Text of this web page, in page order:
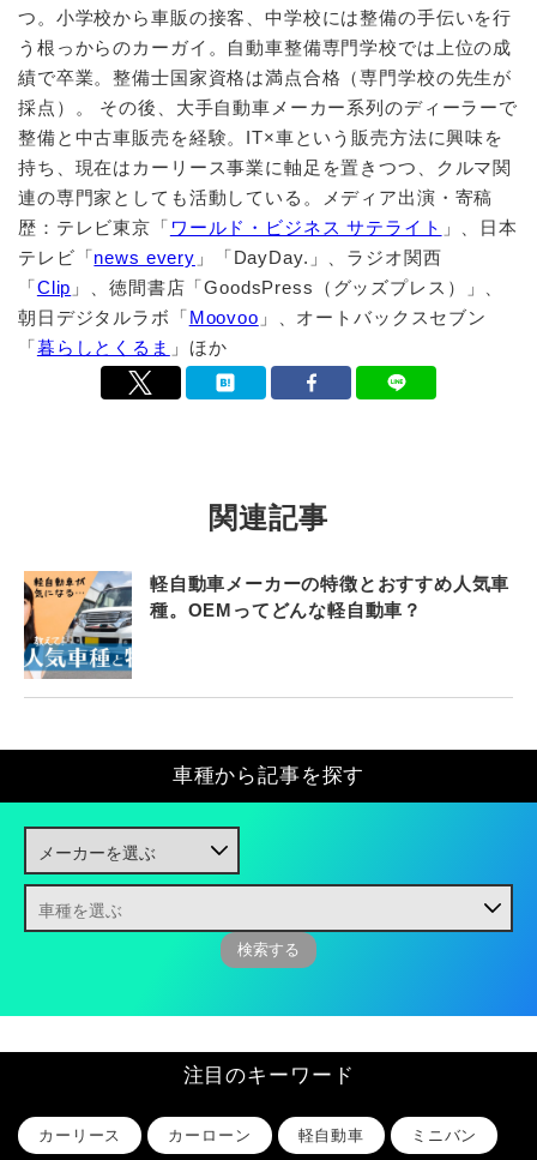
つ。小学校から車販の接客、中学校には整備の手伝いを行
う根っからのカーガイ。自動車整備専門学校では上位の成
績で卒業。整備士国家資格は満点合格（専門学校の先生が
採点）。 その後、大手自動車メーカー系列のディーラーで
整備と中古車販売を経験。IT×車という販売方法に興味を
持ち、現在はカーリース事業に軸足を置きつつ、クルマ関
連の専門家としても活動している。メディア出演・寄稿
歴：テレビ東京「 ワールド・ビジネス サテライト 」、日本
テレビ「news every 」「DayDay.」、ラジオ関西
「Clip 」、徳間書店「GoodsPress（グッズプレス）」、
朝日デジタルラボ「Moovoo 」、オートバックスセブン
「暮らしとくるま 」ほか
関連記事
軽自動車メーカーの特徴とおすすめ人気車
種。OEMってどんな軽自動車？
車種から記事を探す
注目のキーワード
カーリース カーローン 軽自動車 ミニバン